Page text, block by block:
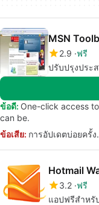
MSN
2.9 ฟรี
ปรับปรุงประ
ข้อดี: One-click access
can be.
ข้อเสีย: การอัปเดตบ่อยครั้ง.
Hotmail
3.2 ฟรี
แอปฟรีสำหรั